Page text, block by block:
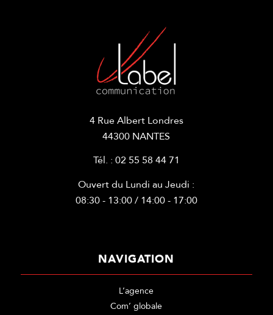
4 Rue Albert Londres
44300 NANTES
Tél. : 02 55 58 44 71
Ouvert du Lundi au Jeudi :
08:30 - 13:00 / 14:00 - 17:00
NAVIGATION
L’agence
Com’ globale